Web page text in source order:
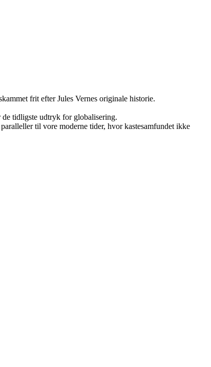
frit efter Jules Vernes originale historie.
de tidligste udtryk for globalisering.
til vore moderne tider, hvor kastesamfundet ikke